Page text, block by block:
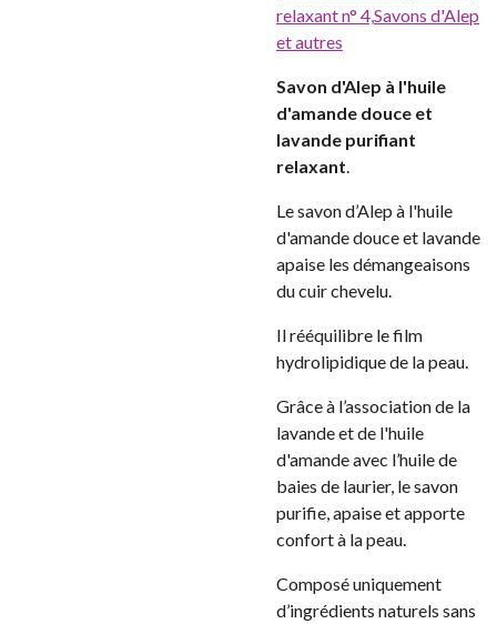
relaxant n° 4,Savons d'Alep
et autres
Savon d'Alep à l'huile
d'amande douce et
lavande purifiant
relaxant.
Le savon d’Alep à l'huile
d'amande douce et lavande
apaise les démangeaisons
du cuir chevelu.
Il rééquilibre le film
hydrolipidique de la peau.
Grâce à l’association de la
lavande et de l'huile
d'amande avec l’huile de
baies de laurier, le savon
purifie, apaise et apporte
confort à la peau.
Composé uniquement
d’ingrédients naturels sans